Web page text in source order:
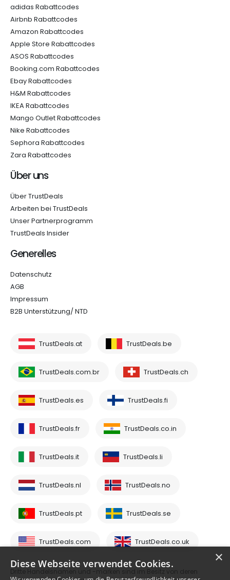
adidas Rabattcodes
Airbnb Rabattcodes
Amazon Rabattcodes
Apple Store Rabattcodes
ASOS Rabattcodes
Booking.com Rabattcodes
Ebay Rabattcodes
H&M Rabattcodes
IKEA Rabattcodes
Mango Outlet Rabattcodes
Nike Rabattcodes
Sephora Rabattcodes
Zara Rabattcodes
Über uns
Über TrustDeals
Arbeiten bei TrustDeals
Unser Partnerprogramm
TrustDeals Insider
Generelles
Datenschutz
AGB
Impressum
B2B Unterstützung/ NTD
TrustDeals.at TrustDeals.be
TrustDeals.com.br TrustDeals.ch
TrustDeals.es TrustDeals.fi
TrustDeals.fr TrustDeals.co.in
TrustDeals.it TrustDeals.li
TrustDeals.nl TrustDeals.no
TrustDeals.pt TrustDeals.se
TrustDeals.com TrustDeals.co.uk
×
Diese Webseite verwendet Cookies.